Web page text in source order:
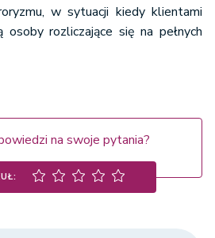
w sytuacji kiedy klientami
osoby rozliczające się na pełnych
na swoje pytania?